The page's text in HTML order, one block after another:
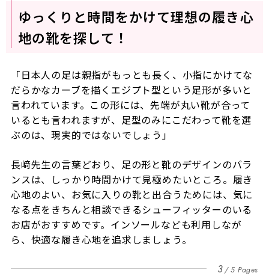
ゆっくりと時間をかけて理想の履き心
地の靴を探して！
「日本人の足は親指がもっとも長く、小指にかけてな
だらかなカーブを描くエジプト型という足形が多いと
言われています。この形には、先端が丸い靴が合って
いるとも言われますが、足型のみにこだわって靴を選
ぶのは、現実的ではないでしょう」
長﨑先生の言葉どおり、足の形と靴のデザインのバラ
ンスは、しっかり時間かけて見極めたいところ。履き
心地のよい、お気に入りの靴と出合うためには、気に
なる点をきちんと相談できるシューフィッターのいる
お店がおすすめです。インソールなども利用しなが
ら、快適な履き心地を追求しましょう。
3 5 Pages